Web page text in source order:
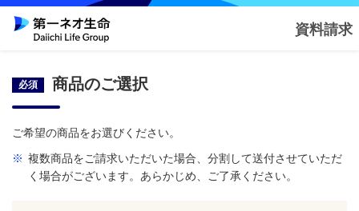
資料請求
必須 商品のご選択
ご希望の商品をお選びください。
※ 複数商品をご請求いただいた場合、分割して送付させていただ
く場合がございます。あらかじめ、ご了承ください。